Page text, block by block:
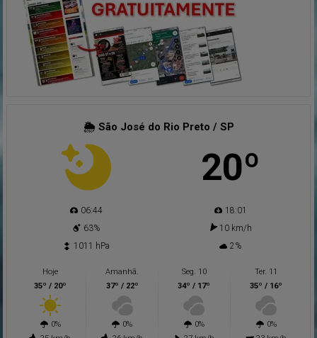
🌦 São José do Rio Preto / SP
20º
06:44
18:01
63%
10 km/h
1011 hPa
2%
Hoje
35º / 20º
0%
Amanhã.
37º / 22º
0%
Seg. 10
34º / 17º
0%
Ter. 11
35º / 16º
0%